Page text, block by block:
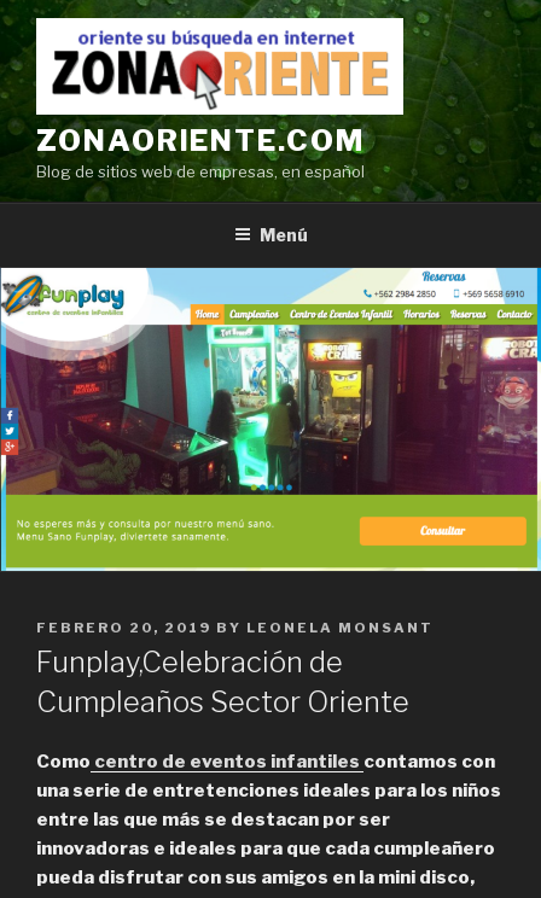
Ir
contenido
ZONAORIENTE.COM
Blog de sitios web de empresas, en español
Menú
POSTED
ON
FEBRERO 20, 2019 BY LEONELA MONSANT
Funplay,Celebración de
Cumpleaños Sector Oriente
Como centro de eventos infantiles contamos con
una serie de entretenciones ideales para los niños
entre las que más se destacan por ser
innovadoras e ideales para que cada cumpleañero
pueda disfrutar con sus amigos en la mini disco,